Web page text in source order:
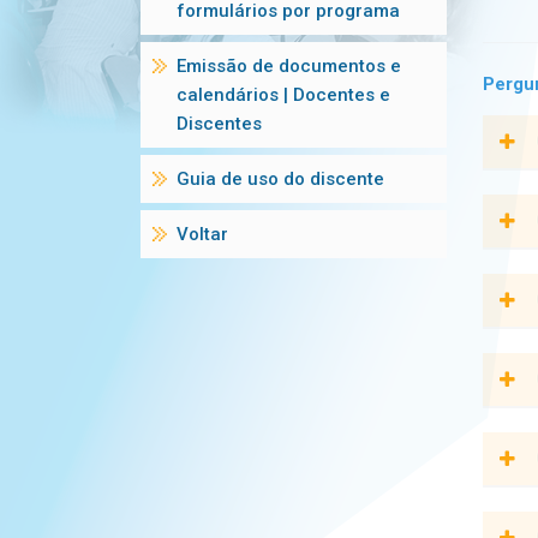
formulários por programa
Emissão de documentos e
calendários | Docentes e
Discentes
Guia de uso do discente
Voltar
O
os
O